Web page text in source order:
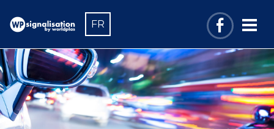
FR